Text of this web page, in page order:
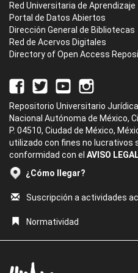
Red Universitaria de Aprendizaje
Portal de Datos Abiertos
Dirección General de Bibliotecas
Red de Acervos Digitales
Directory of Open Access
Repositorio Universitario
Nacional Autónoma de México,
P. 04510, Ciudad de México,
utilizado con fines no lucrativos
conformidad con el AVISO
¿Cómo llegar?
Suscripción a actividades
Normatividad